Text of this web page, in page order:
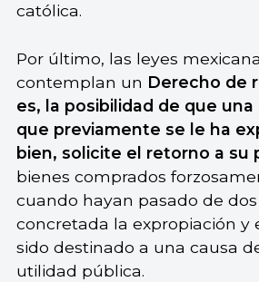
católica.
Por último, las leyes
contemplan un Derecho de
es, la posibilidad de que una
que previamente se le ha
bien, solicite el retorno a su
bienes comprados
cuando hayan pasado de
concretada la expropiación y
sido destinado a una causa
utilidad pública.